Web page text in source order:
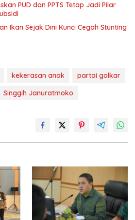
PUD dan PPTS Tetap Jadi Pilar
Ikan Sejak Dini Kunci Cegah Stunting
kekerasan anak
partai golkar
Singgih Januratmoko